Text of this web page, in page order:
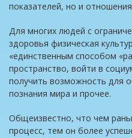
показателей, но и
Для многих людей с
здоровья физическая
«единственным способом
пространство, войти в
получить возможность для
познания мира и прочее.
Общеизвестно, что чем
процесс, тем он более